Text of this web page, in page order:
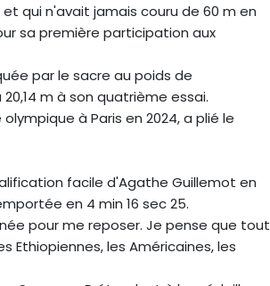
qui n'avait jamais couru de 60 m en
sa première participation aux
par le sacre au poids de
m à son quatrième essai.
à Paris en 2024, a plié le
facile d'Agathe Guillemot en
en 4 min 16 sec 25.
pour me reposer. Je pense que tout
les Américaines, les